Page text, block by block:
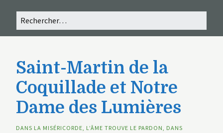
Saint-Martin de la
Coquillade et Notre
Dame des Lumières
DANS LA MISÉRICORDE, L’ÂME TROUVE LE PARDON, DANS